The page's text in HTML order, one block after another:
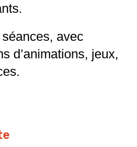
avec
d’animations, jeux,